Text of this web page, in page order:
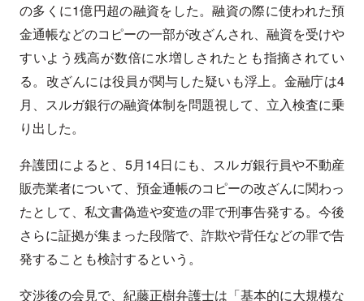
の多くに1億円超の融資をした。融資の際に使われた預
金通帳などのコピーの一部が改ざんされ、融資を受けや
すいよう残高が数倍に水増しされたとも指摘されてい
る。改ざんには役員が関与した疑いも浮上。金融庁は4
月、スルガ銀行の融資体制を問題視して、立入検査に乗
り出した。
弁護団によると、5月14日にも、スルガ銀行員や不動産
販売業者について、預金通帳のコピーの改ざんに関わっ
たとして、私文書偽造や変造の罪で刑事告発する。今後
さらに証拠が集まった段階で、詐欺や背任などの罪で告
発することも検討するという。
交渉後の会見で、紀藤正樹弁護士は「基本的に大規模な